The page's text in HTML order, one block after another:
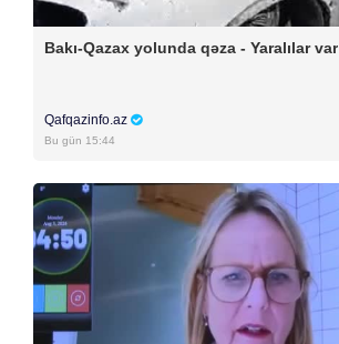
Bakı-Qazax yolunda qəza - Yaralılar var
Qafqazinfo.az
Bu gün 15:44